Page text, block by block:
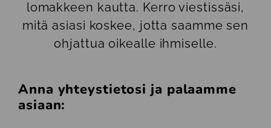
lomakkeen kautta. Kerro viestissäsi,
mitä asiasi koskee, jotta saamme sen
ohjattua oikealle ihmiselle.
Anna yhteystietosi ja palaamme
asiaan: